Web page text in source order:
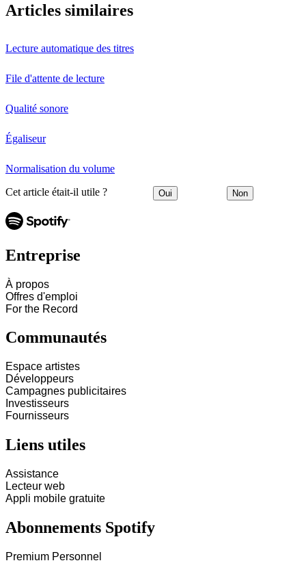
Articles similaires
Lecture automatique des titres
File d'attente de lecture
Qualité sonore
Égaliseur
Normalisation du volume
Cet article était-il utile ? Oui Non
Entreprise
À propos
Offres d'emploi
For the Record
Communautés
Espace artistes
Développeurs
Campagnes publicitaires
Investisseurs
Fournisseurs
Liens utiles
Assistance
Lecteur web
Appli mobile gratuite
Abonnements Spotify
Premium Personnel